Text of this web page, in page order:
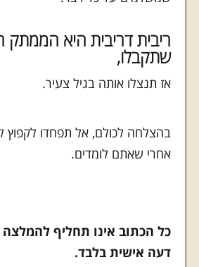
ריבית דריבית היא הממתק
שתקבלו,
אז תנצלו אותה בגיל צעיר.
בהצלחה לכולם, אל תפחדו לקפוץ
אחרי שאתם לומדים.
כל הכתוב אינו תחליף להמלצה
דעה אישית בלבד.